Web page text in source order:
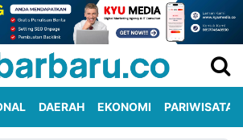
DAERAH EKONOMI PARIWISATA